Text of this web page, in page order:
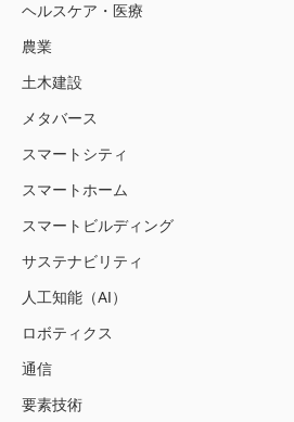
ヘルスケア・医療
農業
土木建設
メタバース
スマートシティ
スマートホーム
スマートビルディング
サステナビリティ
人工知能（AI）
ロボティクス
通信
要素技術